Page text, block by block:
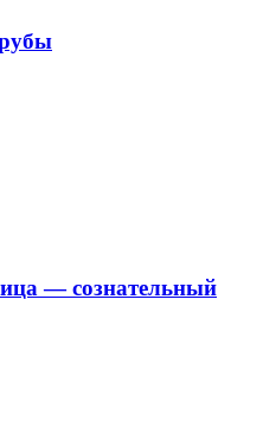
— сознательный